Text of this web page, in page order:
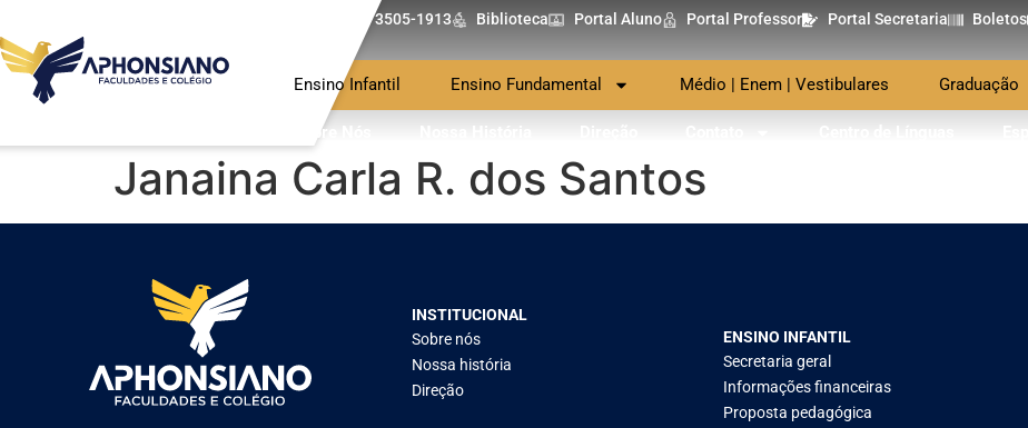
(62) 3505-1913 Biblioteca Portal Aluno Portal Professor Portal Secretaria Boletos
Ensino Infantil Ensino Fundamental Médio | Enem | Vestibulares Graduação
Sobre Nós
Janaina Carla R. dos Santos
INSTITUCIONAL
Sobre nós
Nossa história
Direção
ENSINO INFANTIL
Secretaria geral
Informações financeiras
Proposta pedagógica